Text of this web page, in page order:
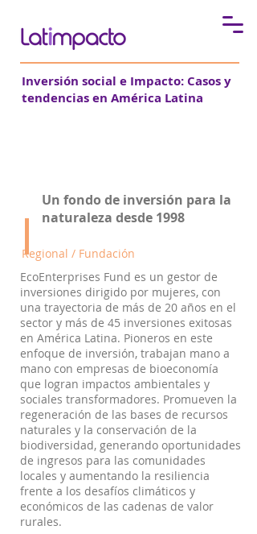
Inversión social e Impacto: Casos y
tendencias en América Latina
Un fondo de inversión para la
naturaleza desde 1998
Regional / Fundación
EcoEnterprises Fund es un gestor de
inversiones dirigido por mujeres, con
una trayectoria de más de 20 años en el
sector y más de 45 inversiones exitosas
en América Latina. Pioneros en este
enfoque de inversión, trabajan mano a
mano con empresas de bioeconomía
que logran impactos ambientales y
sociales transformadores. Promueven la
regeneración de las bases de recursos
naturales y la conservación de la
biodiversidad, generando oportunidades
de ingresos para las comunidades
locales y aumentando la resiliencia
frente a los desafíos climáticos y
económicos de las cadenas de valor
rurales.